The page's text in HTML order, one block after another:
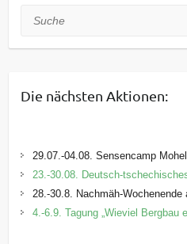
Suche
Die nächsten Aktionen:
29.07.-04.08. Sensencamp
23.-30.08. Deutsch-
28.-30.8. Nachmäh-
4.-6.9. Tagung „Wieviel Bergbau